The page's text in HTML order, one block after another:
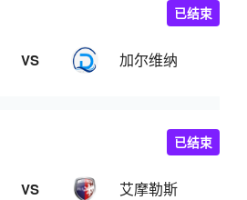
VS 加尔维纳
已结束
VS 艾摩勒斯
已结束